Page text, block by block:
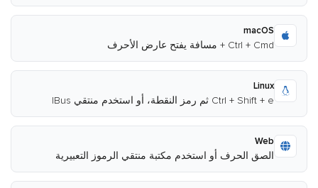
macOS
Ctrl + Cmd + مسافة يفتح عارض الأحرف
Linux
Ctrl + Shift + e ثم رمز النقطة، أو استخدم منتقي IBus
Web
الصق الحرف أو استخدم مكتبة منتقي الرموز التعبيرية